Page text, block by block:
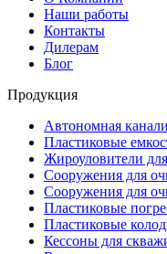
Наши работы
Контакты
Дилерам
Блог
Продукция
Автономная
Пластиковые
Жироуловители
Сооружения для
Сооружения для
Пластиковые
Пластиковые
Кессоны для